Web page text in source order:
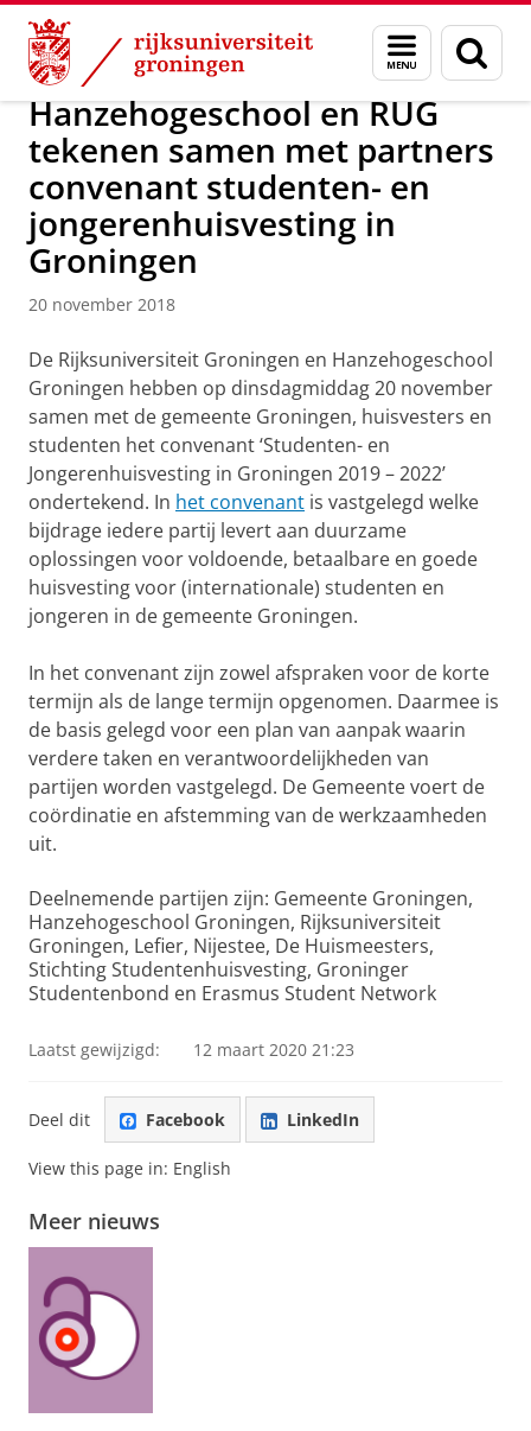
Skip
Content
Skip
Navigation
Menu
en
zoeken
Over ons Actueel Nieuws Nieuwsberichten
Hanzehogeschool en RUG
tekenen samen met partners
convenant studenten- en
jongerenhuisvesting in
Groningen
20 november 2018
De Rijksuniversiteit Groningen en Hanzehogeschool
Groningen hebben op dinsdagmiddag 20 november
samen met de gemeente Groningen, huisvesters en
studenten het convenant ‘Studenten- en
Jongerenhuisvesting in Groningen 2019 – 2022’
ondertekend. In het convenant is vastgelegd welke
bijdrage iedere partij levert aan duurzame
oplossingen voor voldoende, betaalbare en goede
huisvesting voor (internationale) studenten en
jongeren in de gemeente Groningen.
In het convenant zijn zowel afspraken voor de korte
termijn als de lange termijn opgenomen. Daarmee is
de basis gelegd voor een plan van aanpak waarin
verdere taken en verantwoordelijkheden van
partijen worden vastgelegd. De Gemeente voert de
coördinatie en afstemming van de werkzaamheden
uit.
Deelnemende partijen zijn: Gemeente Groningen,
Hanzehogeschool Groningen, Rijksuniversiteit
Groningen, Lefier, Nijestee, De Huismeesters,
Stichting Studentenhuisvesting, Groninger
Studentenbond en Erasmus Student Network
Laatst gewijzigd: 12 maart 2020 21:23
Deel dit Facebook LinkedIn
View this page in: English
Meer nieuws